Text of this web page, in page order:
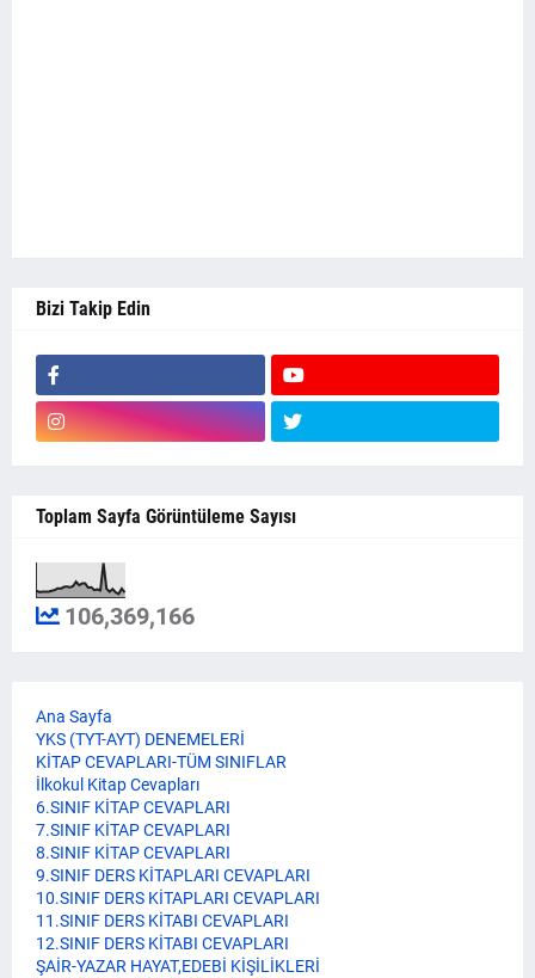
Bizi Takip Edin
Toplam Sayfa Görüntüleme Sayısı
106,369,166
Ana Sayfa
YKS (TYT-AYT) DENEMELERİ
KİTAP CEVAPLARI-TÜM SINIFLAR
İlkokul Kitap Cevapları
6.SINIF KİTAP CEVAPLARI
7.SINIF KİTAP CEVAPLARI
8.SINIF KİTAP CEVAPLARI
9.SINIF DERS KİTAPLARI CEVAPLARI
10.SINIF DERS KİTAPLARI CEVAPLARI
11.SINIF DERS KİTABI CEVAPLARI
12.SINIF DERS KİTABI CEVAPLARI
ŞAİR-YAZAR HAYAT,EDEBİ KİŞİLİKLERİ